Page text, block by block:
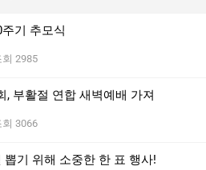
기 추모식
회 2985
, 부활절 연합 새벽예배 가져
회 3066
기 위해 소중한 한 표 행사!